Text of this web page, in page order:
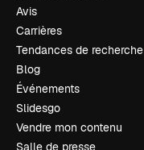
Avis
Carrières
Tendances de recherche
Blog
Événements
Slidesgo
Vendre mon contenu
Salle de presse